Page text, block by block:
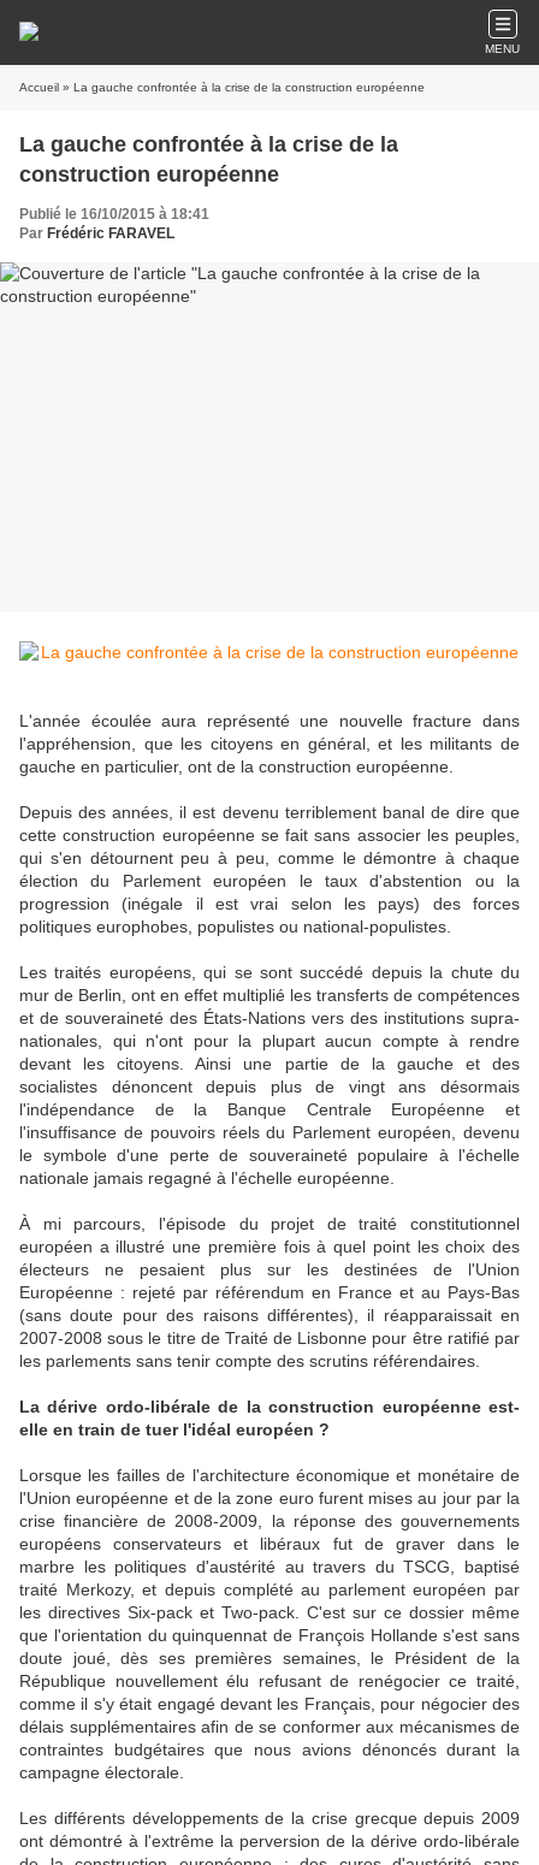
MENU
Accueil » La gauche confrontée à la crise de la construction européenne
La gauche confrontée à la crise de la
construction européenne
Publié le 16/10/2015 à 18:41
Par Frédéric FARAVEL
L'année écoulée aura représenté une nouvelle fracture dans
l'appréhension, que les citoyens en général, et les militants de
gauche en particulier, ont de la construction européenne.
Depuis des années, il est devenu terriblement banal de dire que
cette construction européenne se fait sans associer les peuples,
qui s'en détournent peu à peu, comme le démontre à chaque
élection du Parlement européen le taux d'abstention ou la
progression (inégale il est vrai selon les pays) des forces
politiques europhobes, populistes ou national-populistes.
Les traités européens, qui se sont succédé depuis la chute du
mur de Berlin, ont en effet multiplié les transferts de compétences
et de souveraineté des États-Nations vers des institutions supra-
nationales, qui n'ont pour la plupart aucun compte à rendre
devant les citoyens. Ainsi une partie de la gauche et des
socialistes dénoncent depuis plus de vingt ans désormais
l'indépendance de la Banque Centrale Européenne et
l'insuffisance de pouvoirs réels du Parlement européen, devenu
le symbole d'une perte de souveraineté populaire à l'échelle
nationale jamais regagné à l'échelle européenne.
À mi parcours, l'épisode du projet de traité constitutionnel
européen a illustré une première fois à quel point les choix des
électeurs ne pesaient plus sur les destinées de l'Union
Européenne : rejeté par référendum en France et au Pays-Bas
(sans doute pour des raisons différentes), il réapparaissait en
2007-2008 sous le titre de Traité de Lisbonne pour être ratifié par
les parlements sans tenir compte des scrutins référendaires.
La dérive ordo-libérale de la construction européenne est-
elle en train de tuer l'idéal européen ?
Lorsque les failles de l'architecture économique et monétaire de
l'Union européenne et de la zone euro furent mises au jour par la
crise financière de 2008-2009, la réponse des gouvernements
européens conservateurs et libéraux fut de graver dans le
marbre les politiques d'austérité au travers du TSCG, baptisé
traité Merkozy, et depuis complété au parlement européen par
les directives Six-pack et Two-pack. C'est sur ce dossier même
que l'orientation du quinquennat de François Hollande s'est sans
doute joué, dès ses premières semaines, le Président de la
République nouvellement élu refusant de renégocier ce traité,
comme il s'y était engagé devant les Français, pour négocier des
délais supplémentaires afin de se conformer aux mécanismes de
contraintes budgétaires que nous avions dénoncés durant la
campagne électorale.
Les différents développements de la crise grecque depuis 2009
ont démontré à l'extrême la perversion de la dérive ordo-libérale